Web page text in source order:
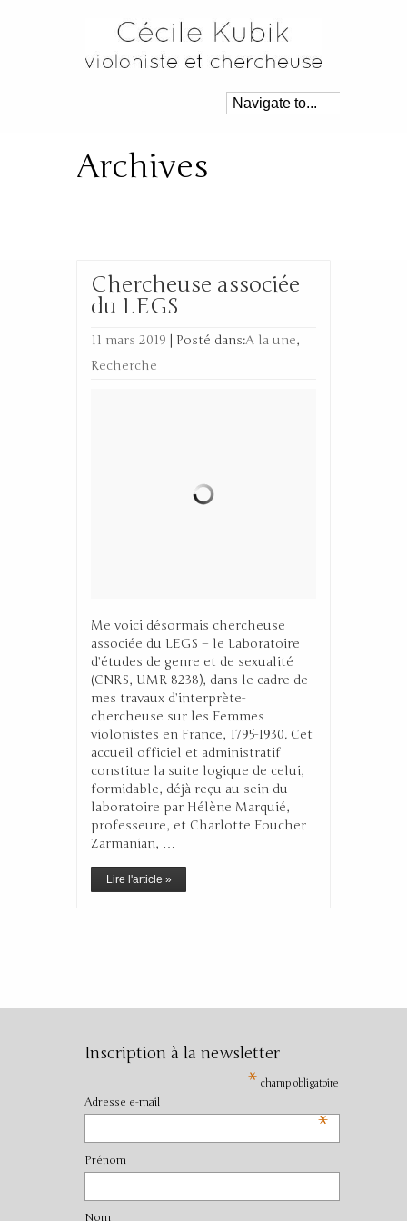
Archives
Chercheuse associée
du LEGS
11 mars 2019 Posté dans:A la une,
Recherche
Me voici désormais chercheuse
associée du LEGS – le Laboratoire
d’études de genre et de sexualité
(CNRS, UMR 8238), dans le cadre de
mes travaux d’interprète-
chercheuse sur les Femmes
violonistes en France, 1795-1930. Cet
accueil officiel et administratif
constitue la suite logique de celui,
formidable, déjà reçu au sein du
laboratoire par Hélène Marquié,
professeure, et Charlotte Foucher
Zarmanian, …
Lire l'article »
Inscription à la newsletter
* champ obligatoire
Adresse e-mail
*
Prénom
Nom